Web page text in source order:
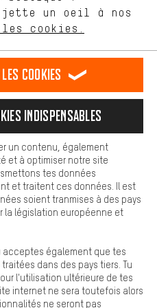
Deutsch español
d'Aix-la-Chapelle
Légales Protection des données
Plateforme d'Alerte
Paramètres de cookies
contraste
euros (MwSt hors) plus les
versÉtats-Unis.
jette un oeil à nos
cookies.
cookies de confort, nous
ta disposition d'autres contenus et
tu as la possibilité d'utiliser des
Par exemple, nous proposons une
que tu puisses utiliser les
cookies
indispensables
un contenu, également
et à optimiser notre site
tes données
et traitent ces données. Il est
soient tranmises à des pays
la législation européenne et
acceptes également que tes
dans des pays tiers. Tu
l'utilisation ultérieure de tes
internet ne sera toutefois alors
ne seront pas